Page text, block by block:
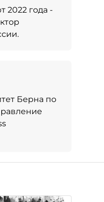
2022 года -
Берна по